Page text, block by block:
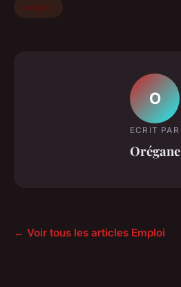
emploi
O
ECRIT PAR
Orégane
← Voir tous les articles Emploi